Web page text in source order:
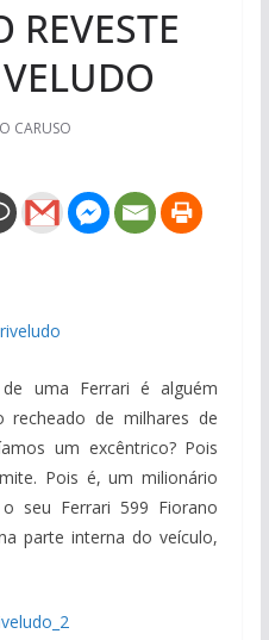
REVESTE
CARUSO
uma Ferrari é alguém
recheado de milhares de
um excêntrico? Pois
Pois é, um milionário
seu Ferrari 599 Fiorano
parte interna do veículo,